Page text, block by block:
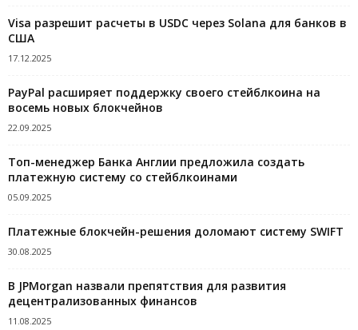
Visa разрешит расчеты в USDC через Solana для банков в
США
17.12.2025
PayPal расширяет поддержку своего стейблкоина на
восемь новых блокчейнов
22.09.2025
Топ-менеджер Банка Англии предложила создать
платежную систему со стейблкоинами
05.09.2025
Платежные блокчейн-решения доломают систему SWIFT
30.08.2025
В JPMorgan назвали препятствия для развития
децентрализованных финансов
11.08.2025